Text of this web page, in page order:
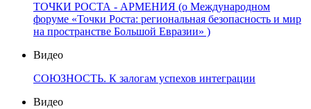
ТОЧКИ РОСТА - АРМЕНИЯ (о Международном
форуме «Точки Роста: региональная безопасность и мир
на пространстве Большой Евразии» )
Видео
СОЮЗНОСТЬ. К залогам успехов интеграции
Видео